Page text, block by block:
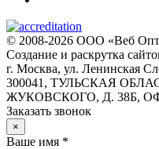
© 2008-2026 ООО «Веб
Создание и раскрутка
г. Москва, ул. Ленинская
300041, ТУЛЬСКАЯ
ЖУКОВСКОГО, Д. 38Б,
Заказать звонок
×
Ваше имя *